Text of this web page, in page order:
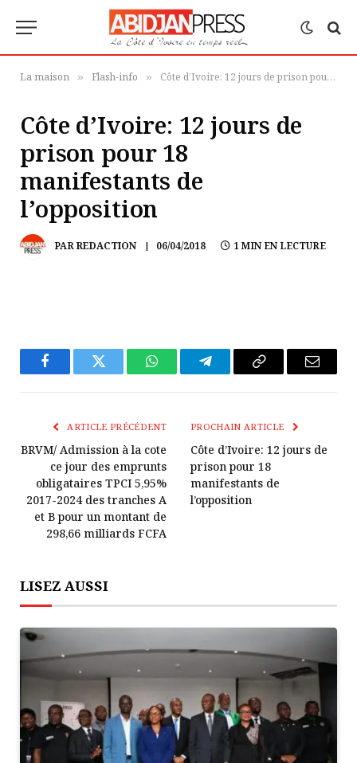
La maison » Flash-info » Côte d’Ivoire: 12 jours de prison pour 18 manifestants de l’opposition
Côte d’Ivoire: 12 jours de
prison pour 18
manifestants de
l’opposition
PARREDACTION 06/04/2018 1 MIN EN LECTURE
FacebookTwitter WhatsAppTélégrammeCopier
Lien
E-
ARTICLE PRÉCÉDENT
BRVM/ Admission à la cote
ce jour des emprunts
obligataires TPCI 5,95%
2017-2024 des tranches A
et B pour un montant de
298,66 milliards FCFA
PROCHAIN ARTICLE
Côte d’Ivoire: 12 jours de
prison pour 18
manifestants de
l’opposition
LISEZ AUSSI